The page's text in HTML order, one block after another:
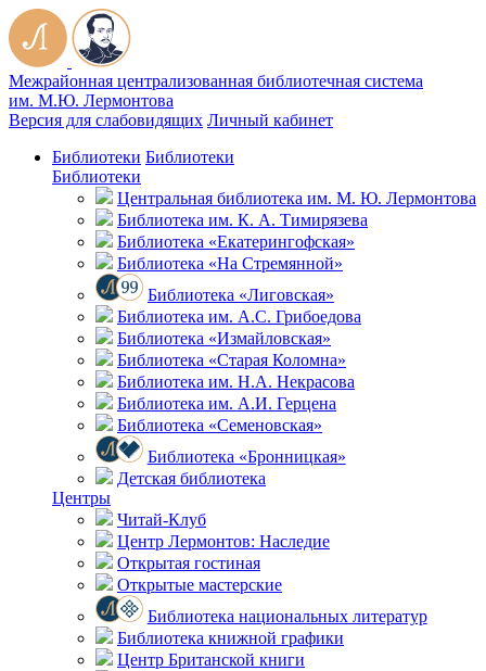
Межрайонная централизованная библиотечная система
им. М.Ю. Лермонтова
Версия для слабовидящих Личный кабинет
Библиотеки Библиотеки
Библиотеки
Центральная библиотека им. М. Ю. Лермонтова
Библиотека им. К. А. Тимирязева
Библиотека «Екатерингофская»
Библиотека «На Стремянной»
Библиотека «Лиговская»
Библиотека им. А.С. Грибоедова
Библиотека «Измайловская»
Библиотека «Старая Коломна»
Библиотека им. Н.А. Некрасова
Библиотека им. А.И. Герцена
Библиотека «Семеновская»
Библиотека «Бронницкая»
Детская библиотека
Центры
Читай-Клуб
Центр Лермонтов: Наследие
Открытая гостиная
Открытые мастерские
Библиотека национальных литератур
Библиотека книжной графики
Центр Британской книги